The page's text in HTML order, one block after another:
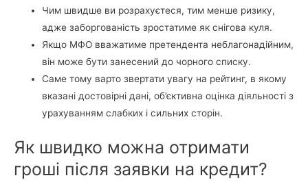
Чим швидше ви розрахуєтеся, тим менше ризику,
адже заборгованість зростатиме як снігова куля.
Якщо МФО вважатиме претендента неблагонадійним,
він може бути занесений до чорного списку.
Саме тому варто звертати увагу на рейтинг, в якому
вказані достовірні дані, об’єктивна оцінка діяльності з
урахуванням слабких і сильних сторін.
Як швидко можна отримати
гроші після заявки на кредит?